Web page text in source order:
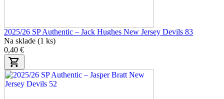
2025/26 SP Authentic – Jack Hughes New Jersey Devils 83
Na sklade (1 ks)
0,40 €